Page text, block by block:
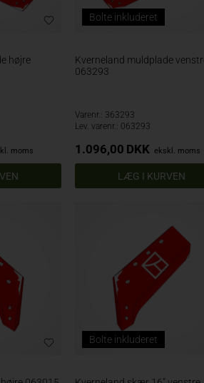
højre
moms
Bolte inkluderet
Kverneland muldplade
063293
Varenr.: 363293
Lev. varenr.: 063293
1.096,00 DKK ekskl. moms
Bolte inkluderet